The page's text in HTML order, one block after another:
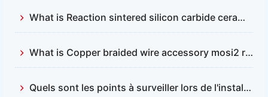
What is Reaction sintered silicon carbide ceramics？
What is Copper braided wire accessory mosi2 resistance
Quels sont les points à surveiller lors de l'installation et du remplacement des barres en carbure de silicium ?